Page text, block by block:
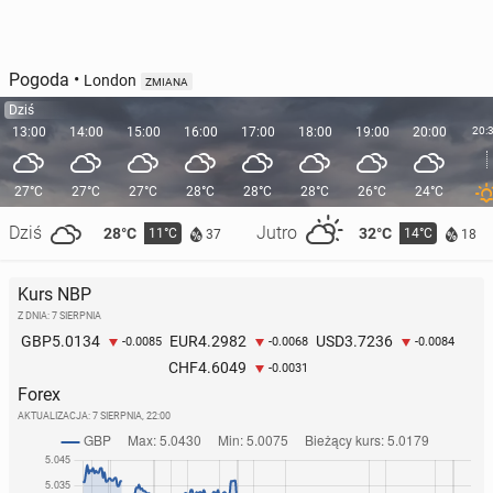
Pogoda • London ZMIANA
Dziś
13:00
27°C
Dziś 28°C 11°C 37 Jutro 32°C 14°C 18
14:00
27°C
15:00
27°C
16:00
28°C
17:00
28°C
18:00
28°C
19:00
26°C
20:00
24°C
Kurs NBP
Z DNIA: 7 SIERPNIA
GBP5.0134 -0.0085 EUR4.2982 -0.0068 USD3.7236 -0.0084
CHF4.6049 -0.0031
Forex
AKTUALIZACJA: 7 SIERPNIA, 22:00